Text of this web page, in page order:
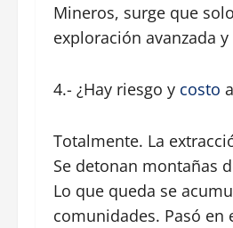
Mineros, surge que
exploración avanzada
4.- ¿Hay riesgo y costo
Totalmente. La
Se detonan montañas
Lo que queda se
comunidades. Pasó en